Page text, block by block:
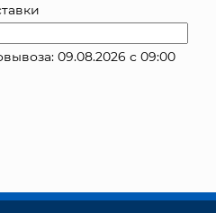
09.08.2026 с 09:00